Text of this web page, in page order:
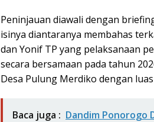
Peninjauan diawali dengan
isinya diantaranya membahas
dan Yonif TP yang pelaksanaan
secara bersamaan pada tahun
Desa Pulung Merdiko dengan
Baca juga : Dandim Ponorogo